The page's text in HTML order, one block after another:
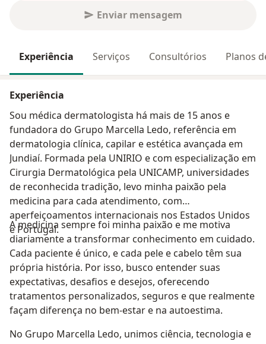
Enviar mensagem
Experiência Serviços Consultórios Planos
Experiência
Sou médica dermatologista há mais de 15 anos e
fundadora do Grupo Marcella Ledo, referência em
dermatologia clínica, capilar e estética avançada em
Jundiaí. Formada pela UNIRIO e com especialização em
Cirurgia Dermatológica pela UNICAMP, universidades
de reconhecida tradição, levo minha paixão pela
medicina para cada atendimento, com
aperfeiçoamentos internacionais nos Estados Unidos
e Portugal.
A medicina sempre foi minha paixão e me motiva
diariamente a transformar conhecimento em cuidado.
Cada paciente é único, e cada pele e cabelo têm sua
própria história. Por isso, busco entender suas
expectativas, desafios e desejos, oferecendo
tratamentos personalizados, seguros e que realmente
façam diferença no bem-estar e na autoestima.
No Grupo Marcella Ledo, unimos ciência, tecnologia e